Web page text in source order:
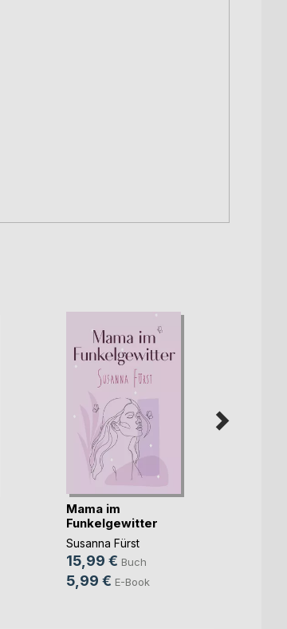
Mama im
Funkelgewitter
Susanna Fürst
15,99 € Buch
5,99 € E-Book